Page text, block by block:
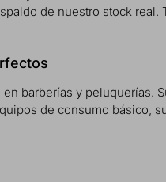
de nuestro stock
barberías y
de consumo básico,